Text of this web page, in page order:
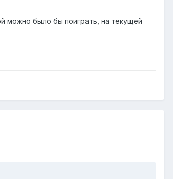
можно было бы поиграть, на текущей